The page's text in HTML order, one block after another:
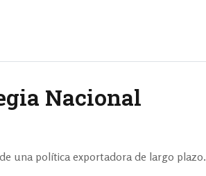
Nacional
una política exportadora de largo plazo.